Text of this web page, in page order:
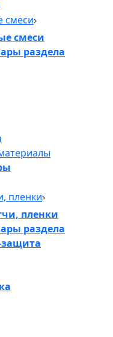
смеси
смеси
раздела
пленки
пленки
раздела
защита